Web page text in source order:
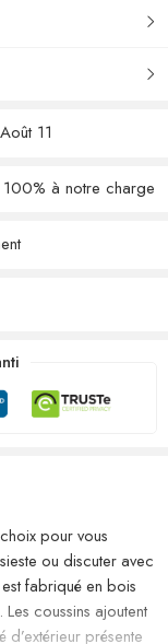
11
à notre charge
pour vous
ou discuter avec
fabriqué en bois
coussins ajoutent
présente